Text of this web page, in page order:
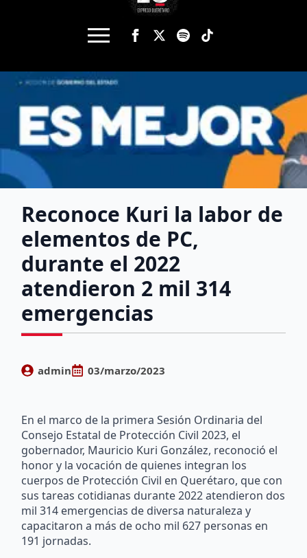
Reconoce Kuri la labor de
elementos de PC,
durante el 2022
atendieron 2 mil 314
emergencias
admin 03/marzo/2023
En el marco de la primera Sesión Ordinaria del
Consejo Estatal de Protección Civil 2023, el
gobernador, Mauricio Kuri González, reconoció el
honor y la vocación de quienes integran los
cuerpos de Protección Civil en Querétaro, que con
sus tareas cotidianas durante 2022 atendieron dos
mil 314 emergencias de diversa naturaleza y
capacitaron a más de ocho mil 627 personas en
191 jornadas.